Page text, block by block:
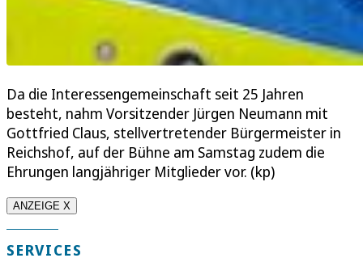
Da die Interessengemeinschaft seit 25 Jahren
besteht, nahm Vorsitzender Jürgen Neumann mit
Gottfried Claus, stellvertretender Bürgermeister in
Reichshof, auf der Bühne am Samstag zudem die
Ehrungen langjähriger Mitglieder vor. (kp)
ANZEIGE X
SERVICES